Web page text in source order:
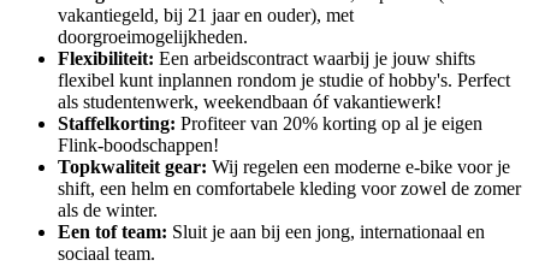
vakantiegeld, bij 21 jaar en ouder), met
doorgroeimogelijkheden.
Flexibiliteit: Een arbeidscontract waarbij je jouw shifts
flexibel kunt inplannen rondom je studie of hobby's. Perfect
als studentenwerk, weekendbaan óf vakantiewerk!
Staffelkorting: Profiteer van 20% korting op al je eigen
Flink-boodschappen!
Topkwaliteit gear: Wij regelen een moderne e-bike voor je
shift, een helm en comfortabele kleding voor zowel de zomer
als de winter.
Een tof team: Sluit je aan bij een jong, internationaal en
sociaal team.